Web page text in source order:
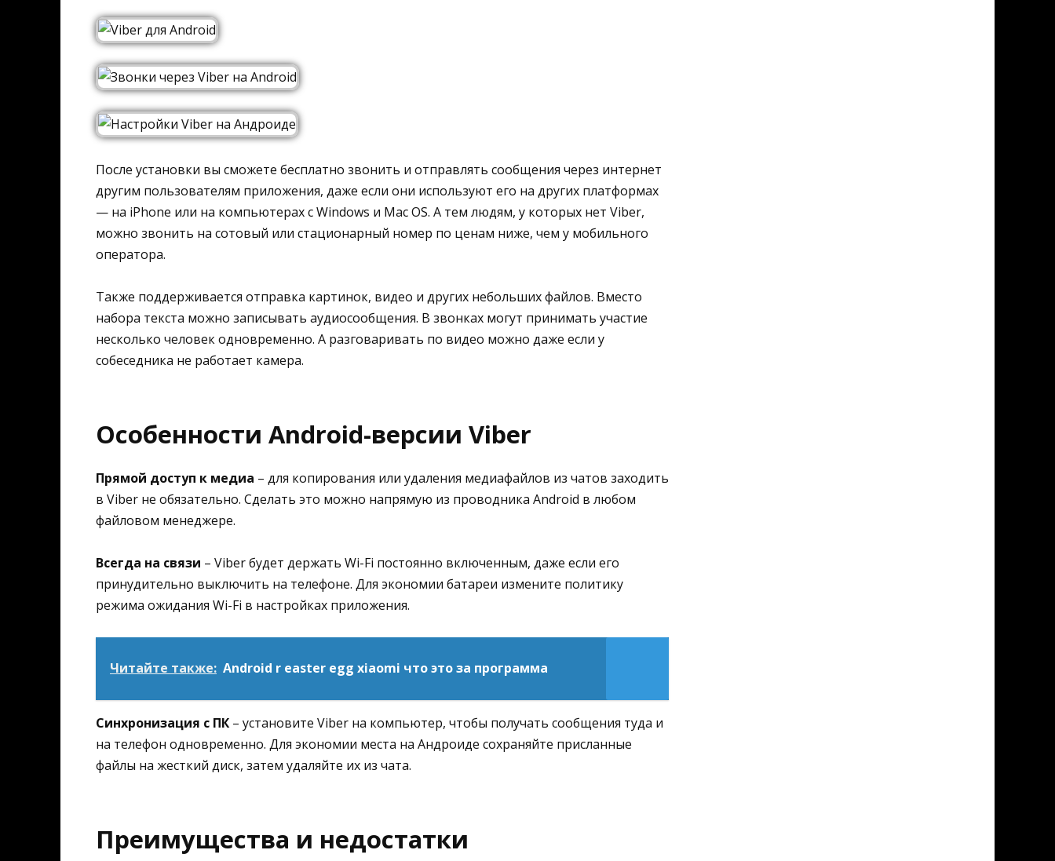
После установки вы сможете бесплатно звонить и отправлять сообщения через интернет
другим пользователям приложения, даже если они используют его на других платформах
— на iPhone или на компьютерах с Windows и Mac OS. А тем людям, у которых нет Viber,
можно звонить на сотовый или стационарный номер по ценам ниже, чем у мобильного
оператора.
Также поддерживается отправка картинок, видео и других небольших файлов. Вместо
набора текста можно записывать аудиосообщения. В звонках могут принимать участие
несколько человек одновременно. А разговаривать по видео можно даже если у
собеседника не работает камера.
Особенности Android-версии Viber
Прямой доступ к медиа – для копирования или удаления медиафайлов из чатов заходить
в Viber не обязательно. Сделать это можно напрямую из проводника Android в любом
файловом менеджере.
Всегда на связи – Viber будет держать Wi-Fi постоянно включенным, даже если его
принудительно выключить на телефоне. Для экономии батареи измените политику
режима ожидания Wi-Fi в настройках приложения.
Читайте также: Android r easter egg xiaomi что это за программа
Синхронизация с ПК – установите Viber на компьютер, чтобы получать сообщения туда и
на телефон одновременно. Для экономии места на Андроиде сохраняйте присланные
файлы на жесткий диск, затем удаляйте их из чата.
Преимущества и недостатки